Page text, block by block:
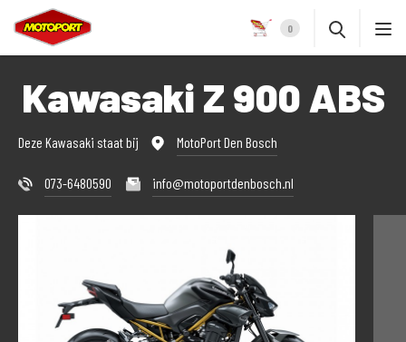
0
Kawasaki Z 900 ABS
Deze Kawasaki staat bij MotoPort Den Bosch
073-6480590 info@motoportdenbosch.nl